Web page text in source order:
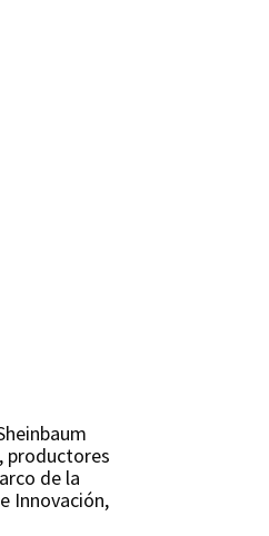
productores
de la
Innovación,